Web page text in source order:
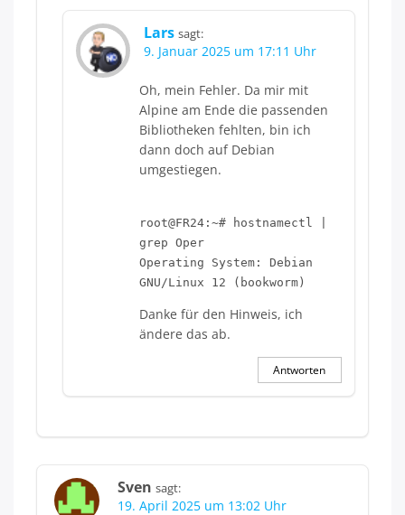
Lars sagt:
9. Januar 2025 um 17:11 Uhr
Oh, mein Fehler. Da mir mit
Alpine am Ende die passenden
Bibliotheken fehlten, bin ich
dann doch auf Debian
umgestiegen.
root@FR24:~# hostnamectl |
grep Oper
Operating System: Debian
GNU/Linux 12 (bookworm)
Danke für den Hinweis, ich
ändere das ab.
Antworten
Sven sagt:
19. April 2025 um 13:02 Uhr